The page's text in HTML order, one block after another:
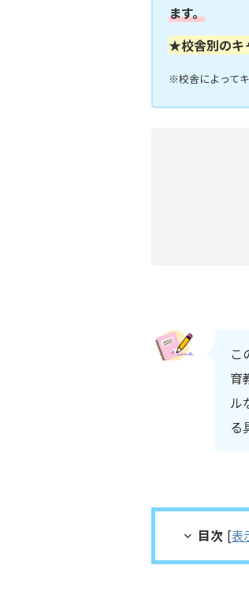
ます。
★校舎別のキ
※校舎によって
こ
育
ル
る
目次 [表